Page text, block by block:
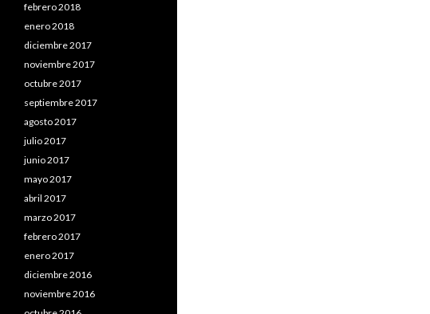
febrero 2018
enero 2018
diciembre 2017
noviembre 2017
octubre 2017
septiembre 2017
agosto 2017
julio 2017
junio 2017
mayo 2017
abril 2017
marzo 2017
febrero 2017
enero 2017
diciembre 2016
noviembre 2016